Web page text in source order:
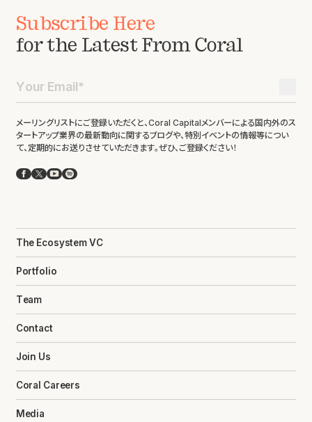
Subscribe Here
for the Latest From Coral
メーリングリストにご登録いただくと、Coral Capitalメンバーによる国内外のス
タートアップ業界の最新動向に関するブログや、特別イベントの情報等につい
て、定期的にお送りさせていただきます。ぜひ、ご登録ください！
Facebook
X YouTube
Spotify
The Ecosystem VC
Portfolio
Team
Contact
Join Us
Coral Careers
Media